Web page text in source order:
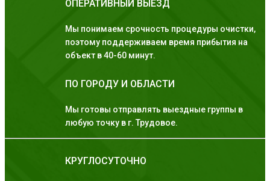
ОПЕРАТИВНЫЙ ВЫЕЗД
Мы понимаем срочность процедуры очистки,
поэтому поддерживаем время прибытия на
объект в 40-60 минут.
ПО ГОРОДУ И ОБЛАСТИ
Мы готовы отправлять выездные группы в
любую точку в г. Трудовое.
КРУГЛОСУТОЧНО